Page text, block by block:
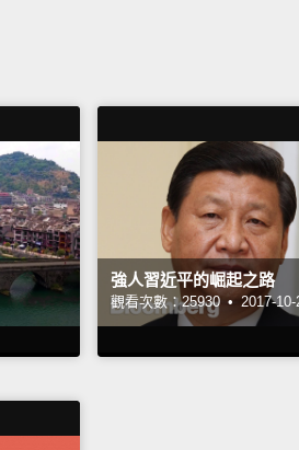
強人習近平的崛起之路
觀看次數：25930 • 2017-10-